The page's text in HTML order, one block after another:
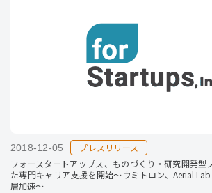
2018-12-05
プレスリリース
フォースタートアップス、ものづくり・研究開発型
た専門キャリア支援を開始～ウミトロン、Aerial
層加速～